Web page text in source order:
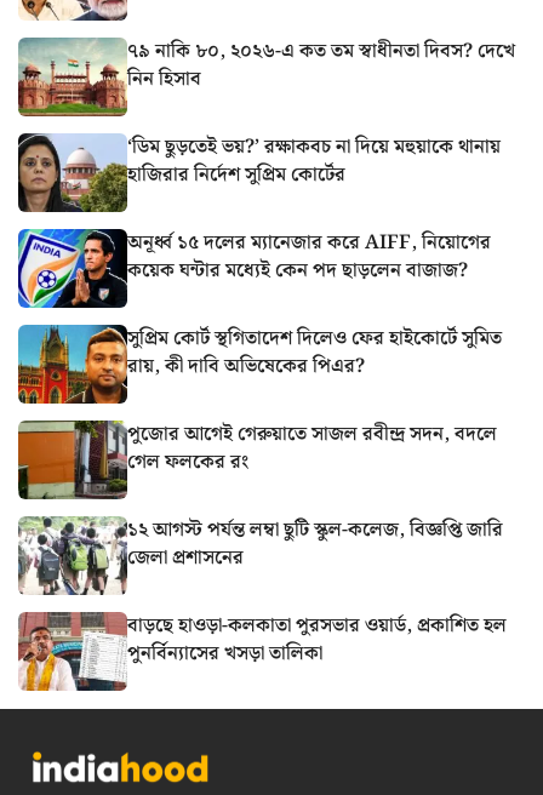
৭৯ নাকি ৮০, ২০২৬-এ কত তম স্বাধীনতা দিবস? দেখে
নিন হিসাব
‘ডিম ছুড়তেই ভয়?’ রক্ষাকবচ না দিয়ে মহুয়াকে থানায়
হাজিরার নির্দেশ সুপ্রিম কোর্টের
অনূর্ধ্ব ১৫ দলের ম্যানেজার করে AIFF, নিয়োগের
কয়েক ঘন্টার মধ্যেই কেন পদ ছাড়লেন বাজাজ?
সুপ্রিম কোর্ট স্থগিতাদেশ দিলেও ফের হাইকোর্টে সুমিত
রায়, কী দাবি অভিষেকের পিএর?
পুজোর আগেই গেরুয়াতে সাজল রবীন্দ্র সদন, বদলে
গেল ফলকের রং
১২ আগস্ট পর্যন্ত লম্বা ছুটি স্কুল-কলেজ, বিজ্ঞপ্তি জারি
জেলা প্রশাসনের
বাড়ছে হাওড়া-কলকাতা পুরসভার ওয়ার্ড, প্রকাশিত হল
পুনর্বিন্যাসের খসড়া তালিকা